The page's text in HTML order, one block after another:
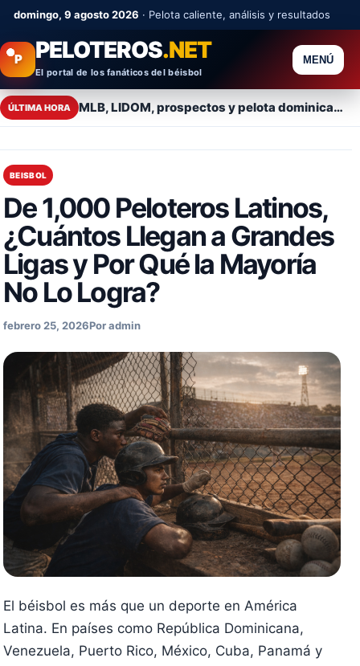
Saltar al contenido
domingo, 9 agosto 2026 · Pelota caliente, análisis y resultados
P PELOTEROS.NET
El portal de los fanáticos del béisbol
MENÚ
ÚLTIMA HORA MLB, LIDOM, prospectos y pelota dominicana al minuto.
BEISBOL
De 1,000 Peloteros Latinos,
¿Cuántos Llegan a Grandes
Ligas y Por Qué la Mayoría
No Lo Logra?
febrero 25, 2026Por admin
El béisbol es más que un deporte en América
Latina. En países como República Dominicana,
Venezuela, Puerto Rico, México, Cuba, Panamá y